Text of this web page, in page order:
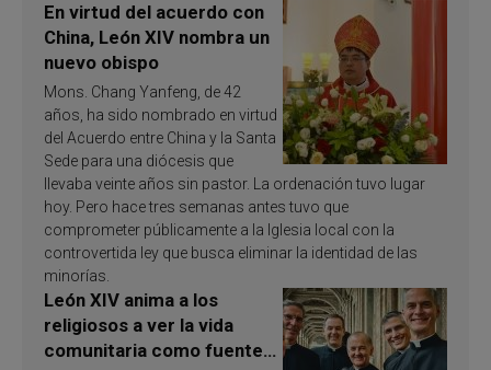
En virtud del acuerdo con
China, León XIV nombra un
nuevo obispo
Mons. Chang Yanfeng, de 42
años, ha sido nombrado en virtud
del Acuerdo entre China y la Santa
Sede para una diócesis que
llevaba veinte años sin pastor. La ordenación tuvo lugar
hoy. Pero hace tres semanas antes tuvo que
comprometer públicamente a la Iglesia local con la
controvertida ley que busca eliminar la identidad de las
minorías.
León XIV anima a los
religiosos a ver la vida
comunitaria como fuente